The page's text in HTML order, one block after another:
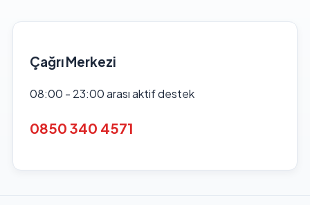
Çağrı Merkezi
08:00 - 23:00 arası aktif destek
0850 340 4571